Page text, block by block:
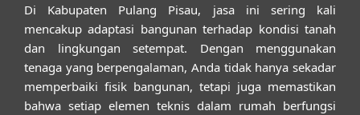
Di Kabupaten Pulang Pisau, jasa ini sering kali
mencakup adaptasi bangunan terhadap kondisi tanah
dan lingkungan setempat. Dengan menggunakan
tenaga yang berpengalaman, Anda tidak hanya sekadar
memperbaiki fisik bangunan, tetapi juga memastikan
bahwa setiap elemen teknis dalam rumah berfungsi